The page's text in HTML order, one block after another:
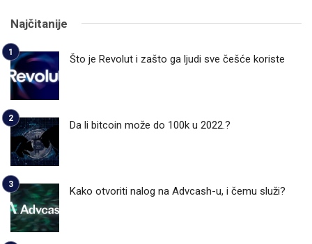
Najčitanije
Što je Revolut i zašto ga ljudi sve češće koriste
Da li bitcoin može do 100k u 2022.?
Kako otvoriti nalog na Advcash-u, i čemu služi?